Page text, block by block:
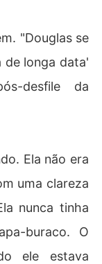
"Douglas se
de longa data'
desfile da
Ela não era
uma clareza
nunca tinha
buraco. O
ele estava